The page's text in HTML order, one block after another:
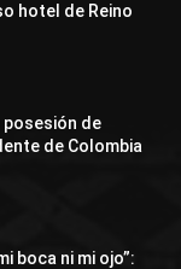
hotel de Reino
posesión de
de Colombia
boca ni mi ojo”: